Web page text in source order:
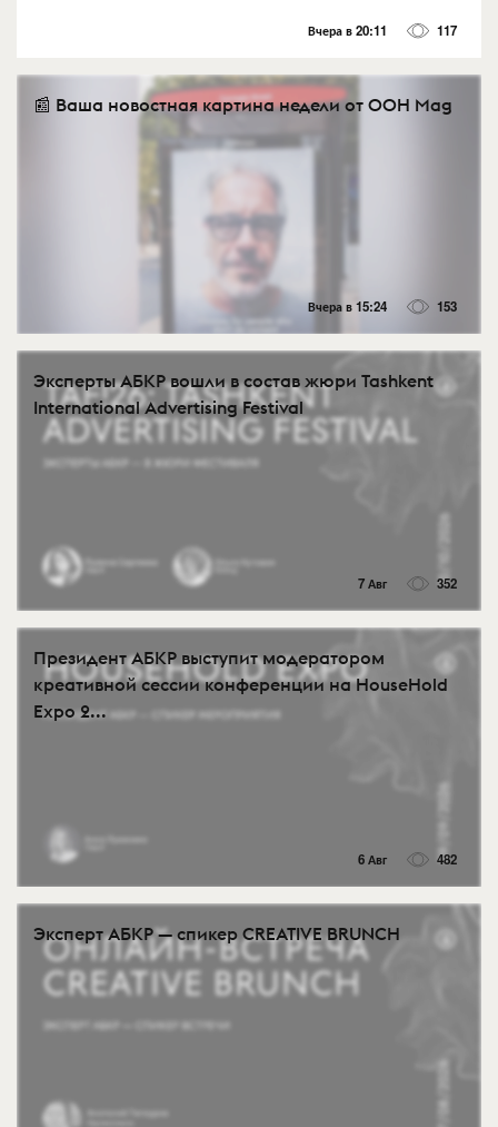
Вчера в 20:11 117
📰 Ваша новостная картина недели от OOH Mag
Вчера в 15:24 153
Эксперты АБКР вошли в состав жюри Tashkent
International Advertising Festival
7 Авг 352
Президент АБКР выступит модератором
креативной сессии конференции на HouseHold
Expo 2...
6 Авг 482
Эксперт АБКР — спикер CREATIVE BRUNCH